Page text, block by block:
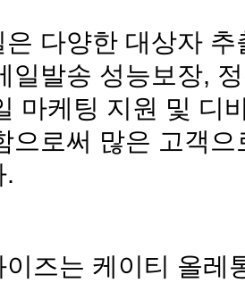
은 다양한 대상자
일발송 성능보장,
마케팅 지원 및 디
으로써 많은 고객
.
이즈는 케이티 올레